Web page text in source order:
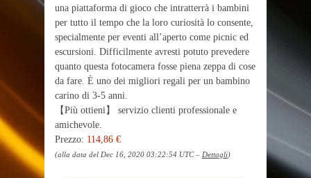
una piattaforma di gioco che intratterrà i bambini
per tutto il tempo che la loro curiosità lo consente,
specialmente per eventi all’aperto come picnic ed
escursioni. Difficilmente avresti potuto prevedere
quanto questa fotocamera fosse piena zeppa di cose
da fare. È uno dei migliori regali per un bambino
carino di 3-5 anni.
【Più ottieni】 servizio clienti professionale e
amichevole.
Prezzo: 114,86 €
(alla data del Dec 16, 2020 03:22:54 UTC – Dettagli)